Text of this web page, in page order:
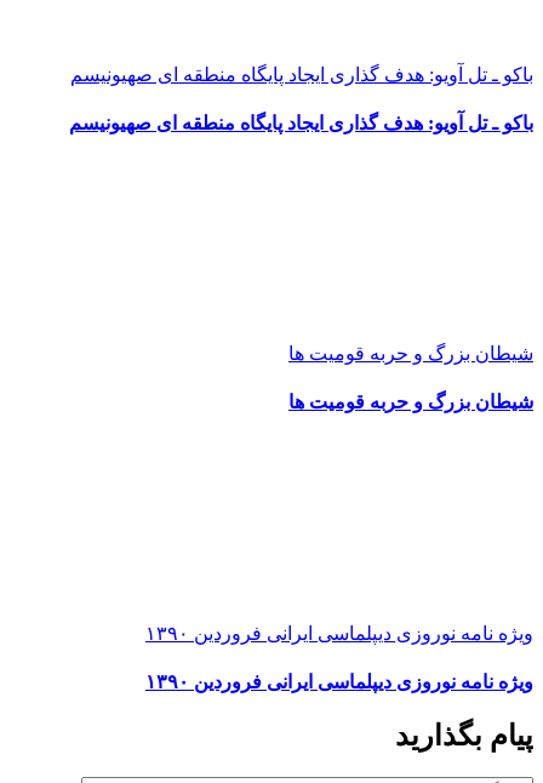
باکو ـ تل آویو: هدف گذاری ایجاد پایگاه منطقه ای صهیونیسم
باکو ـ تل آویو: هدف گذاری ایجاد پایگاه منطقه ای صهیونیسم
شیطان بزرگ و حربه قومیت ها
شیطان بزرگ و حربه قومیت ها
ویژه نامه نوروزی دیپلماسی ایرانی فروردین ۱۳۹۰
ویژه نامه نوروزی دیپلماسی ایرانی فروردین ۱۳۹۰
پیام بگذارید